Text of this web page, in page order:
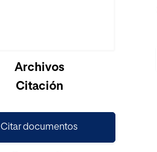
Archivos
Citación
Citar documentos